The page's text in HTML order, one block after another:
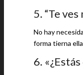
5. “Te
No hay
forma tierna
6.